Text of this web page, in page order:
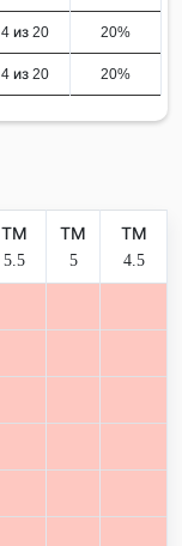
4 из 20 20%
4 из 20 20%
ТМ
5.5
ТМ
5
ТМ
4.5